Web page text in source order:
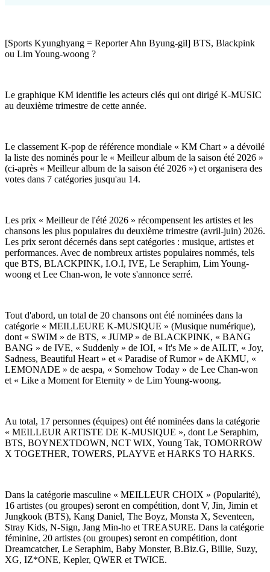
[Sports Kyunghyang = Reporter Ahn Byung-gil] BTS, Blackpink
ou Lim Young-woong ?
Le graphique KM identifie les acteurs clés qui ont dirigé K-MUSIC
au deuxième trimestre de cette année.
Le classement K-pop de référence mondiale « KM Chart » a dévoilé
la liste des nominés pour le « Meilleur album de la saison été 2026 »
(ci-après « Meilleur album de la saison été 2026 ») et organisera des
votes dans 7 catégories jusqu'au 14.
Les prix « Meilleur de l'été 2026 » récompensent les artistes et les
chansons les plus populaires du deuxième trimestre (avril-juin) 2026.
Les prix seront décernés dans sept catégories : musique, artistes et
performances. Avec de nombreux artistes populaires nommés, tels
que BTS, BLACKPINK, I.O.I, IVE, Le Seraphim, Lim Young-
woong et Lee Chan-won, le vote s'annonce serré.
Tout d'abord, un total de 20 chansons ont été nominées dans la
catégorie « MEILLEURE K-MUSIQUE » (Musique numérique),
dont « SWIM » de BTS, « JUMP » de BLACKPINK, « BANG
BANG » de IVE, « Suddenly » de IOI, « It's Me » de AILIT, « Joy,
Sadness, Beautiful Heart » et « Paradise of Rumor » de AKMU, «
LEMONADE » de aespa, « Somehow Today » de Lee Chan-won
et « Like a Moment for Eternity » de Lim Young-woong.
Au total, 17 personnes (équipes) ont été nominées dans la catégorie
« MEILLEUR ARTISTE DE K-MUSIQUE », dont Le Seraphim,
BTS, BOYNEXTDOWN, NCT WIX, Young Tak, TOMORROW
X TOGETHER, TOWERS, PLAYVE et HARKS TO HARKS.
Dans la catégorie masculine « MEILLEUR CHOIX » (Popularité),
16 artistes (ou groupes) seront en compétition, dont V, Jin, Jimin et
Jungkook (BTS), Kang Daniel, The Boyz, Monsta X, Seventeen,
Stray Kids, N-Sign, Jang Min-ho et TREASURE. Dans la catégorie
féminine, 20 artistes (ou groupes) seront en compétition, dont
Dreamcatcher, Le Seraphim, Baby Monster, B.Biz.G, Billie, Suzy,
XG, IZ*ONE, Kepler, QWER et TWICE.